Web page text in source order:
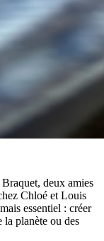
deux amies
Chloé et Louis
essentiel : créer
la planète ou des